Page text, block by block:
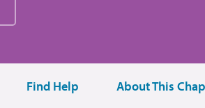
Find Help About This